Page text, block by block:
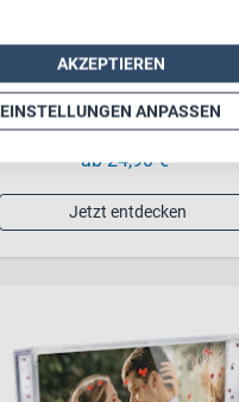
Holz-Weinkiste
ab 24,90 €
Jetzt entdecken
AKZEPTIEREN
EINSTELLUNGEN ANPASSEN